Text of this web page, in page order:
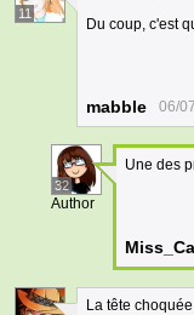
11
Du coup, c'est
mabble 06/
32
Author
Une des
La tête